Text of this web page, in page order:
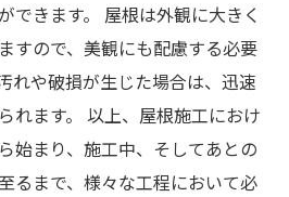
できます。 屋根は外観に大きく
すので、美観にも配慮する必要
れや破損が生じた場合は、迅速
れます。 以上、屋根施工におけ
始まり、施工中、そしてあとの
るまで、様々な工程において必